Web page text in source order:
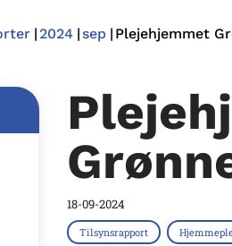
2024 sep Plejehjemmet
18-09-2024
Tilsynsrapport